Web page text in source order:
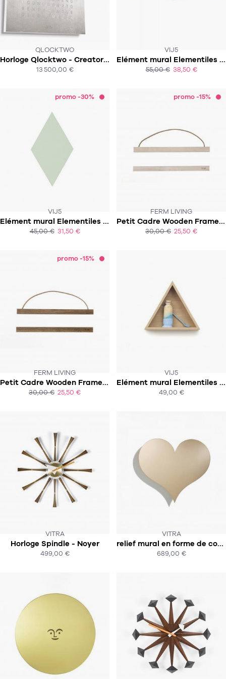
QLOCKTWO
Horloge Qlocktwo - Creator's Edition - 90x90cm - Platinium
13 500,00 €
SOUS 4-6 SEMAINES!
ACHAT EXPRESS
VIJ5
Elément mural Elementiles panneau magnétique - abricot
55,00 € 38,50 €
ACHAT EXPRESS
promo -30%
VIJ5
Elément mural Elementiles panneau magnétique - menthe
45,00 € 31,50 €
ACHAT EXPRESS
promo -15%
FERM LIVING
Petit Cadre Wooden Frames - Erable
30,00 € 25,50 €
ACHAT EXPRESS
promo -15%
FERM LIVING
Petit Cadre Wooden Frames - Chêne fumé
30,00 € 25,50 €
SOUS 3-4 SEMAINES
ACHAT EXPRESS
VIJ5
Elément mural Elementiles cabinet chêne
49,00 €
ACHAT EXPRESS
VITRA
Horloge Spindle - Noyer
499,00 €
SOUS 5-6 SEMAINES
ACHAT EXPRESS
VITRA
relief mural en forme de coeur / Metal Wall Relief Heart
689,00 €
CE PRODUIT N'EST PLUS EN STOCK
:-(
ACHAT EXPRESS